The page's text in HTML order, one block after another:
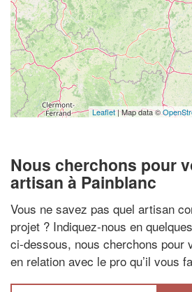
Leaflet| Map data ©
Nous cherchons pour
artisan à Painblanc
Vous ne savez pas quel artisan
projet ? Indiquez-nous en
ci-dessous, nous cherchons pour
en relation avec le pro qu’il vous